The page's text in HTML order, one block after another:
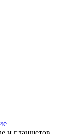
и планшетов